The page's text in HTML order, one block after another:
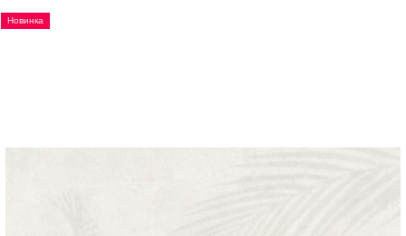
Новинка